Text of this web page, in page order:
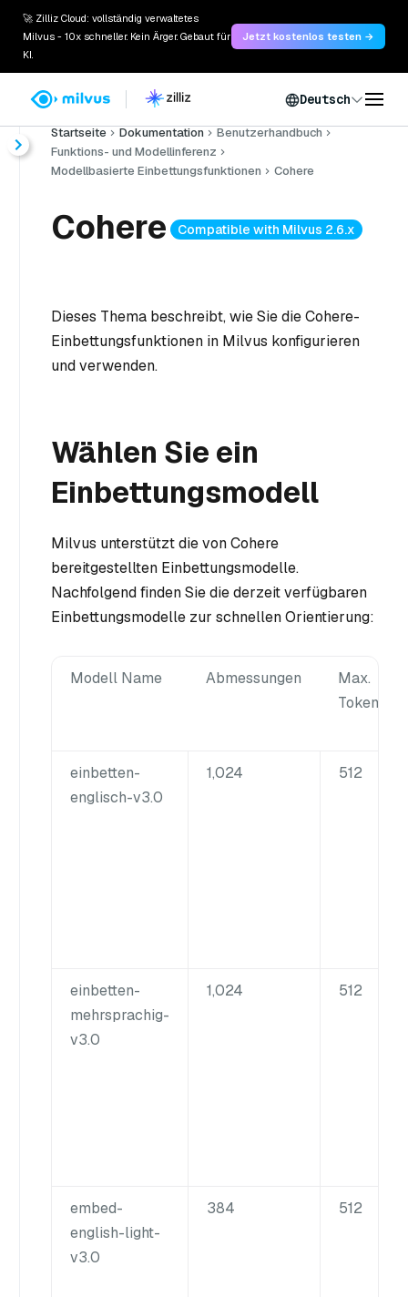
🚀 Zilliz Cloud: vollständig verwaltetes
Milvus - 10x schneller. Kein Ärger. Gebaut für
KI.
Jetzt kostenlos testen →
Deutsch
Startseite Dokumentation
Benutzerhandbuch
Funktions- und Modellinferenz
Modellbasierte Einbettungsfunktionen
Cohere
Cohere Compatible with Milvus 2.6.x
Dieses Thema beschreibt, wie Sie die Cohere-
Einbettungsfunktionen in Milvus konfigurieren
und verwenden.
Wählen Sie ein
Einbettungsmodell
Milvus unterstützt die von Cohere
bereitgestellten Einbettungsmodelle.
Nachfolgend finden Sie die derzeit verfügbaren
Einbettungsmodelle zur schnellen Orientierung:
Modell Name Abmessungen
Max.
Token
einbetten-
englisch-v3.0
1,024 512
einbetten-
mehrsprachig-
v3.0
1,024 512
embed-
english-light-
v3.0
384 512